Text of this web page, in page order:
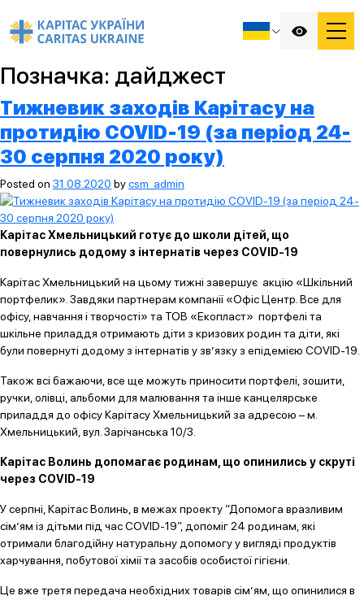
Позначка: дайджест
Тижневик заходів Карітасу на
протидію COVID-19 (за період 24-
30 серпня 2020 року)
Posted on 31.08.2020 bycsm_admin
Карітас Хмельницький готує до школи дітей, що
повернулись додому з інтернатів через COVID-19
Карітас Хмельницький на цьому тижні завершує акцію «Шкільний
портфелик». Завдяки партнерам компанії «Офіс Центр. Все для
офісу, навчання і творчості» та ТОВ «Екопласт» портфелі та
шкільне приладдя отримають діти з кризових родин та діти, які
були повернуті додому з інтернатів у зв’язку з епідемією COVID-19.
Також всі бажаючи, все ще можуть приносити портфелі, зошити,
ручки, олівці, альбоми для малювання та інше канцелярське
приладдя до офісу Карітасу Хмельницький за адресою – м.
Хмельницький, вул. Зарічанська 10/3.
Карітас Волинь допомагає родинам, що опинились у скруті
через COVID-19
У серпні, Карітас Волинь, в межах проекту “Допомога вразливим
сім’ям із дітьми під час COVID-19”, допоміг 24 родинам, які
отримали благодійну натуральну допомогу у вигляді продуктів
харчування, побутової хімії та засобів особистої гігієни.
Це вже третя передача необхідних товарів сім’ям, що опинилися в